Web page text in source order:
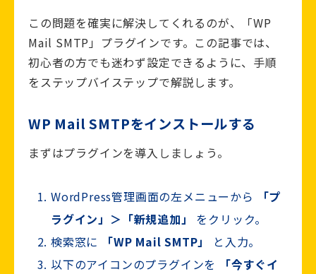
この問題を確実に解決してくれるのが、「WP
Mail SMTP」プラグインです。この記事では、
初心者の方でも迷わず設定できるように、手順
をステップバイステップで解説します。
WP Mail SMTPをインストールする
まずはプラグインを導入しましょう。
WordPress管理画面の左メニューから
「プ
ラグイン」＞「新規追加」
をクリック。
検索窓に
「WP Mail SMTP」
と入力。
以下のアイコンのプラグインを
「今すぐイ